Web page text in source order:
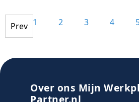
1 2 3 4
Prev
Over ons Mijn
Partner.nl